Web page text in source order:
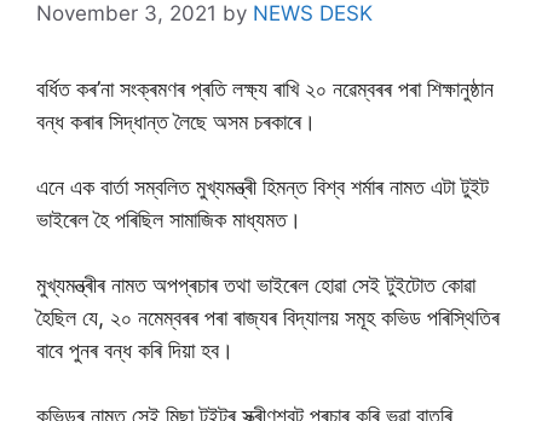
November 3, 2021 by NEWS DESK
বৰ্ধিত কৰ’না সংক্ৰমণৰ প্ৰতি লক্ষ্য ৰাখি ২০ নৱেম্বৰৰ পৰা শিক্ষানুষ্ঠান
বন্ধ কৰাৰ সিদ্ধান্ত লৈছে অসম চৰকাৰে।
এনে এক বাৰ্তা সম্বলিত মুখ্যমন্ত্ৰী হিমন্ত বিশ্ব শৰ্মাৰ নামত এটা টুইট
ভাইৰেল হৈ পৰিছিল সামাজিক মাধ্যমত।
মুখ্যমন্ত্ৰীৰ নামত অপপ্ৰচাৰ তথা ভাইৰেল হোৱা সেই টুইটোত কোৱা
হৈছিল যে, ২০ নমেম্বৰৰ পৰা ৰাজ্যৰ বিদ্যালয় সমূহ কভিড পৰিস্থিতিৰ
বাবে পুনৰ বন্ধ কৰি দিয়া হব।
কভিডৰ নামত সেই মিছা টুইটৰ স্ক্ৰীণশ্বট প্ৰচাৰ কৰি ভুৱা বাতৰি